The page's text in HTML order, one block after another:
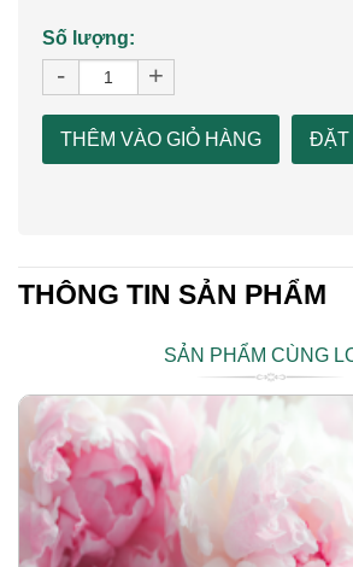
Số lượng:
- +
THÊM VÀO GIỎ HÀNG ĐẶT
THÔNG TIN SẢN PHẨM
SẢN PHẨM CÙNG